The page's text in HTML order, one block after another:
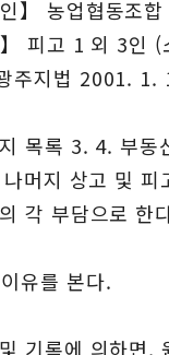
】 농업협동조
】 피고 1 외 3인
주지법 2001.
목록 3. 4. 부동
머지 상고 및
각 부담으로 한
유를 본다.
기록에 의하면